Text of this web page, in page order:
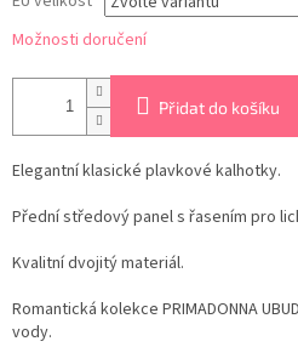
Možnosti doručení
Přidat do košíku
Elegantní klasické plavkové kalhotky.
Přední středový panel s řasením pro
Kvalitní dvojitý materiál.
Romantická kolekce PRIMADONNA
vody.